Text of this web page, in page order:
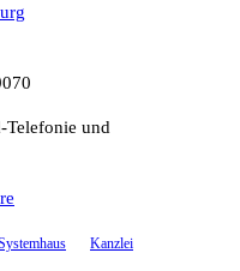
Telefonie und
Kanzlei